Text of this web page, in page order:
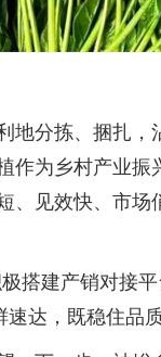
地分拣、捆扎
作为乡村产业
、见效快、市
极搭建产销对
达，既稳住品